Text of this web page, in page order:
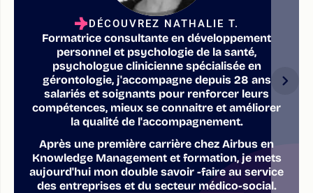
DÉCOUVREZ NATHALIE T.
Formatrice consultante en développement
personnel et psychologie de la santé,
psychologue clinicienne spécialisée en
gérontologie, j'accompagne depuis 28 ans
salariés et soignants pour renforcer leurs
compétences, mieux se connaitre et améliorer
la qualité de l'accompagnement.
Après une première carrière chez Airbus en
Knowledge Management et formation, je mets
aujourd'hui mon double savoir -faire au service
des entreprises et du secteur médico-social.